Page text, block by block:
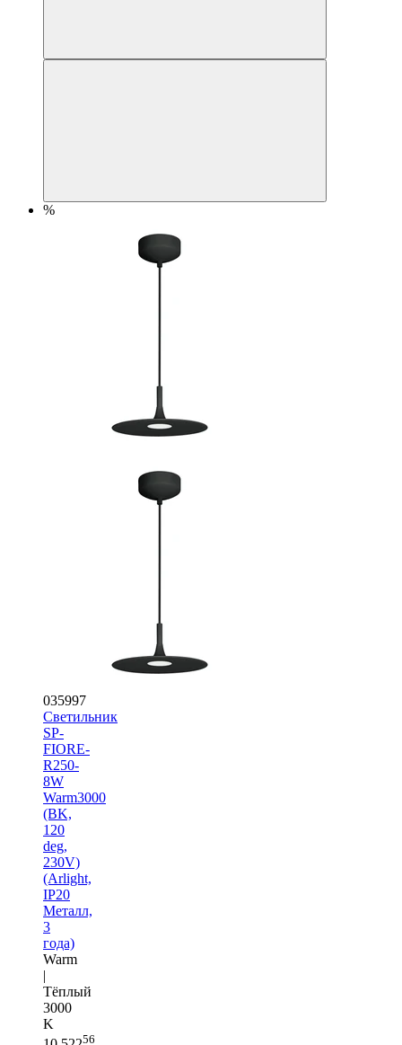
%
035997
Светильник
SP-
FIORE-
R250-
8W
Warm3000
(BK,
120
deg,
230V)
(Arlight,
IP20
Металл,
3
года)
Warm
|
Тёплый
3000
K
56